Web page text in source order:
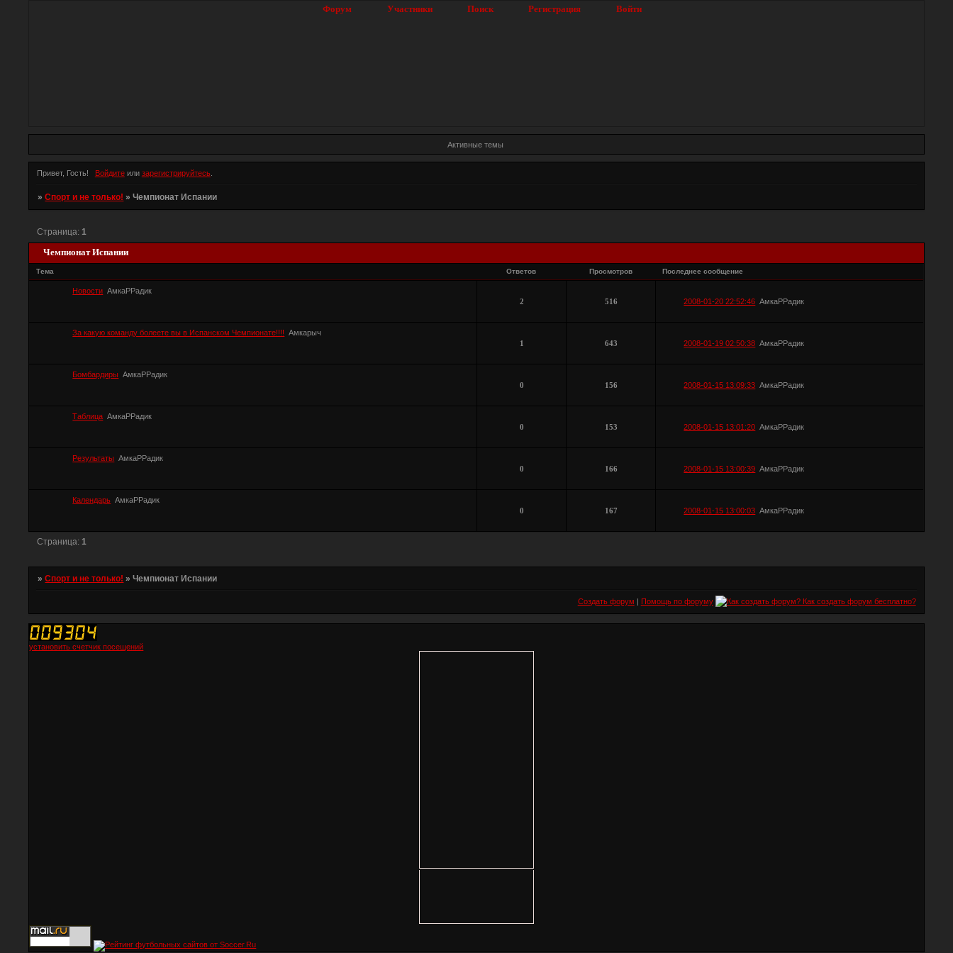
Форум Участники Поиск Регистрация Войти
Активные темы
Привет, Гость! Войдитеили зарегистрируйтесь.
»Спорт и не только! »Чемпионат Испании
Чемпионат Испании
Страница:1
Тема Ответов Просмотров Последнее сообщение
Новости АмкаРРадик
2
516 2008-01-20 22:52:46 АмкаРРадик
За какую команду болеете вы в Испанском Чемпионате!!!!
Амкарыч
1
643 2008-01-19 02:50:38 АмкаРРадик
Бомбардиры АмкаРРадик
0
156 2008-01-15 13:09:33 АмкаРРадик
Таблица АмкаРРадик
0
153 2008-01-15 13:01:20 АмкаРРадик
Результаты АмкаРРадик
0
166 2008-01-15 13:00:39 АмкаРРадик
Календарь АмкаРРадик
0
167 2008-01-15 13:00:03 АмкаРРадик
Страница: 1
»Спорт и не только! »Чемпионат Испании
Создать форум | Помощь по форуму
установить счетчик посещений